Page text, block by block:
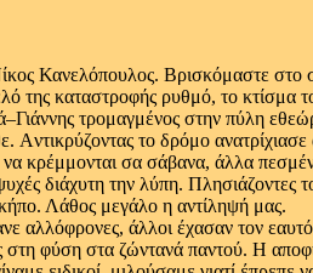
Κανελόπουλος. Βρισκόμαστε
της καταστροφής ρυθμό, το κτίσμα
τρομαγμένος στην πύλη
το δρόμο
κρέμμονται σα σάβανα, άλλα
διάχυτη την λύπη. Πλησιάζοντες
Λάθος μεγάλο η αντίληψή μας.
αλλόφρονες, άλλοι έχασαν τον
στη φύση στα ζώντανά παντού. Η